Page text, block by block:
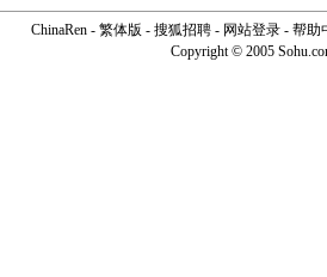
ChinaRen - 繁体版 - 搜狐招聘 - 网站登录 - 帮助
Copyright © 2005